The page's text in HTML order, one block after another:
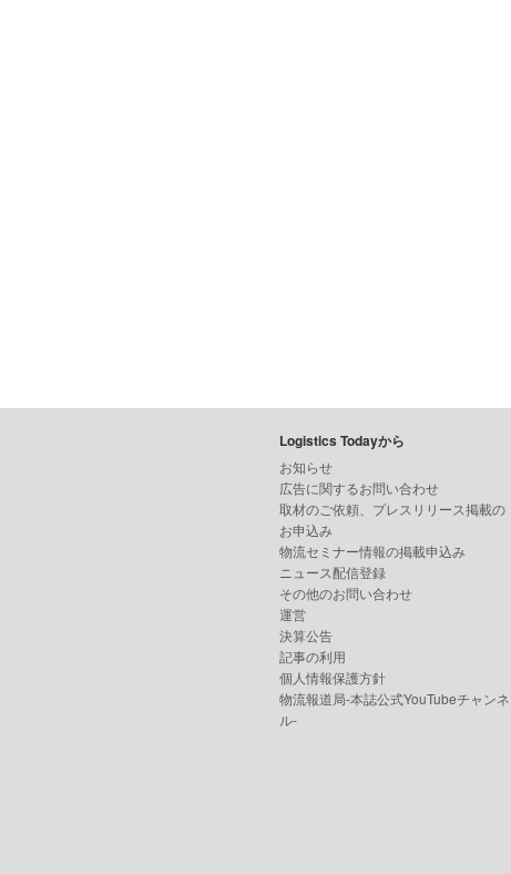
Logistics Todayから
お知らせ
広告に関するお問い合わせ
取材のご依頼、プレスリリース掲載の
お申込み
物流セミナー情報の掲載申込み
ニュース配信登録
その他のお問い合わせ
運営
決算公告
記事の利用
個人情報保護方針
物流報道局-本誌公式YouTubeチャンネ
ル-